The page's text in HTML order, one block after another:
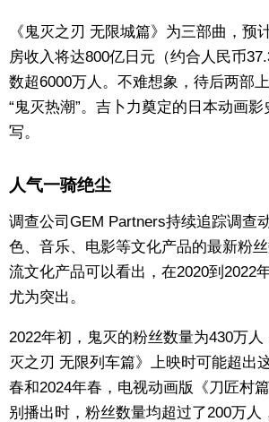
《鬼灭之刃 无限城篇》为三部曲，预
房收入将达800亿日元（约合人民币
数超6000万人。不难想象，待后两部
“鬼灭热潮”。吉卜力奠定的日本动画
写。
人气一骑绝尘
调查公司GEM Partners持续追踪调查
色、音乐、电影等文化产品的最新粉
流文化产品可以看出，在2020到2022
尤为突出。
2022年初，鬼灭的粉丝数量为430万人
灭之刃 无限列车篇》上映时可能超出
春和2024年春，电视动画版《刀匠村
别播出时，粉丝数量均超过了200万人